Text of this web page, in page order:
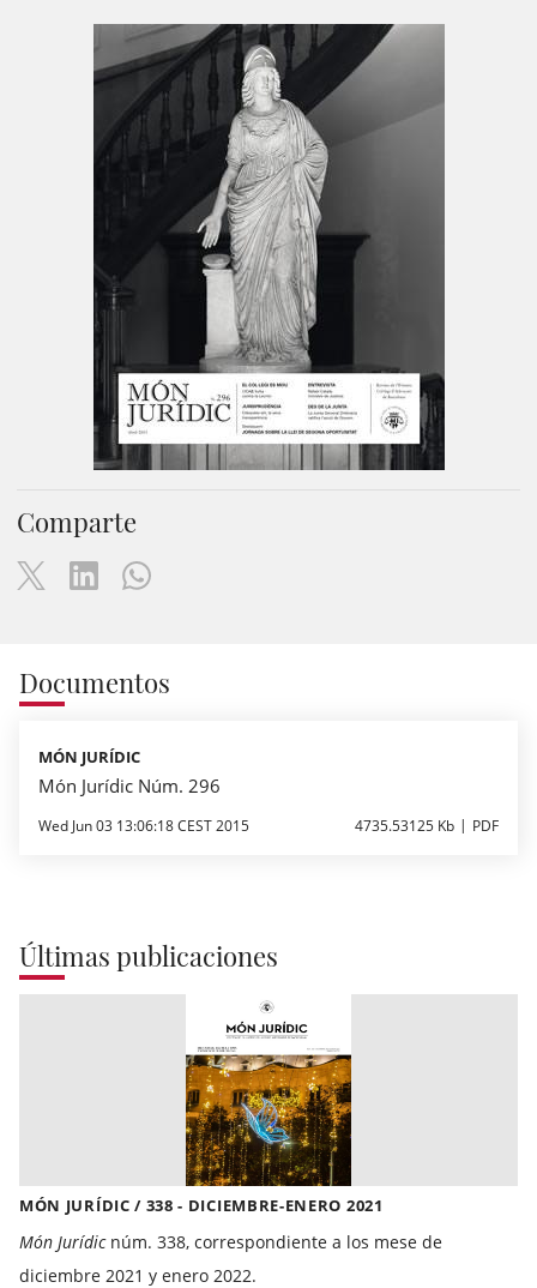
Comparte
Documentos
MÓN JURÍDIC
Món Jurídic Núm. 296
Wed Jun 03 13:06:18 CEST 2015 4735.53125 Kb PDF
Últimas publicaciones
MÓN JURÍDIC / 338 - DICIEMBRE-ENERO 2021
Món Jurídicnúm. 338, correspondiente a los mese de
diciembre 2021 y enero 2022.